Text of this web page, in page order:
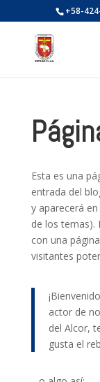
+58-
Esta es una
entrada del
y aparecerá
de los temas).
con una
visitantes
actor de
del Alcor,
gusta el